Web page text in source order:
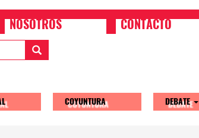
NOSOTROS CONTACTO
COYUNTURA DEBATE